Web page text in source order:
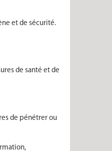
et de sécurité.
de santé et de
de pénétrer ou